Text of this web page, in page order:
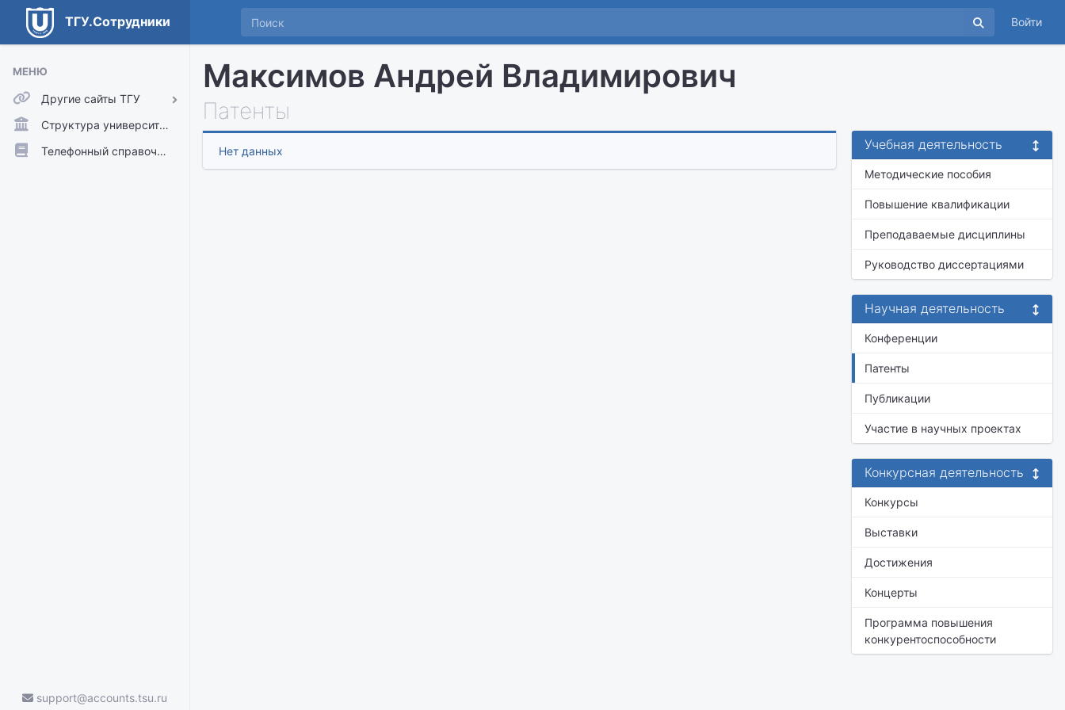
ТГУ.Сотрудники Войти
МЕНЮ
Другие сайты ТГУ
ТГУ.Аккаунты
ТГУ.Расписание
Структура университета
Телефонный справочник
support@accounts.tsu.ru
Максимов Андрей Владимирович
Патенты
Нет данных Учебная деятельность
Методические пособия
Повышение квалификации
Преподаваемые дисциплины
Руководство диссертациями
Научная деятельность
Конференции
Патенты
Публикации
Участие в научных проектах
Конкурсная деятельность
Конкурсы
Выставки
Достижения
Концерты
Программа повышения
конкурентоспособности